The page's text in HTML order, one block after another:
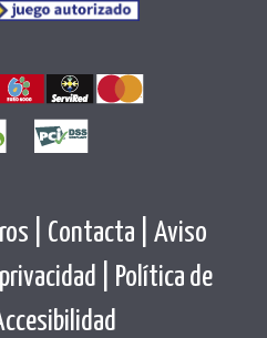
| Contacta |
Aviso
|
Política de